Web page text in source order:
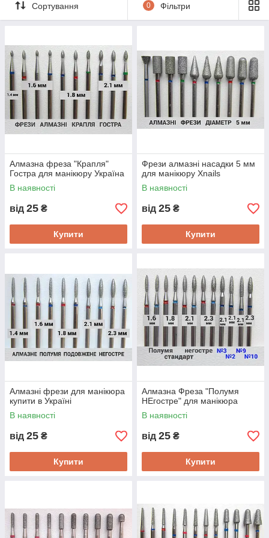
Сортування
0 Фільтри
Алмазна фреза "Крапля"
Гостра для манікюру Україна
В наявності
від 25 ₴
Купити
Фрези алмазні насадки 5 мм
для манікюру Xnails
В наявності
від 25 ₴
Купити
Алмазні фрези для манікюра
купити в Україні
В наявності
від 25 ₴
Купити
Алмазна Фреза "Полумя
НЕгостре" для манікюра
В наявності
від 25 ₴
Купити